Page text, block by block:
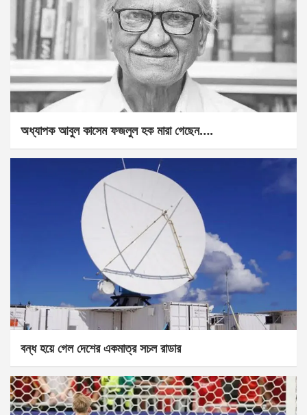
অধ্যাপক আবুল কাসেম ফজলুল হক মারা গেছেন….
বন্ধ হয়ে গেল দেশের একমাত্র সচল রাডার